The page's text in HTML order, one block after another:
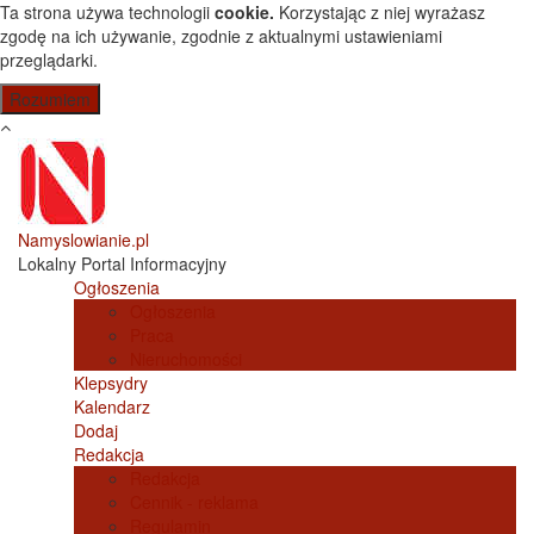
Przejdź do treści
Ta strona używa technologii cookie. Korzystając z niej wyrażasz
zgodę na ich używanie, zgodnie z aktualnymi ustawieniami
przeglądarki.
Namyslowianie.pl
Lokalny Portal Informacyjny
Ogłoszenia
Klepsydry
Kalendarz
Dodaj
Redakcja